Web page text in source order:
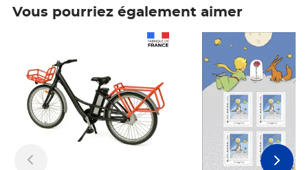
Vous pourriez également aimer
Prix 7,50€